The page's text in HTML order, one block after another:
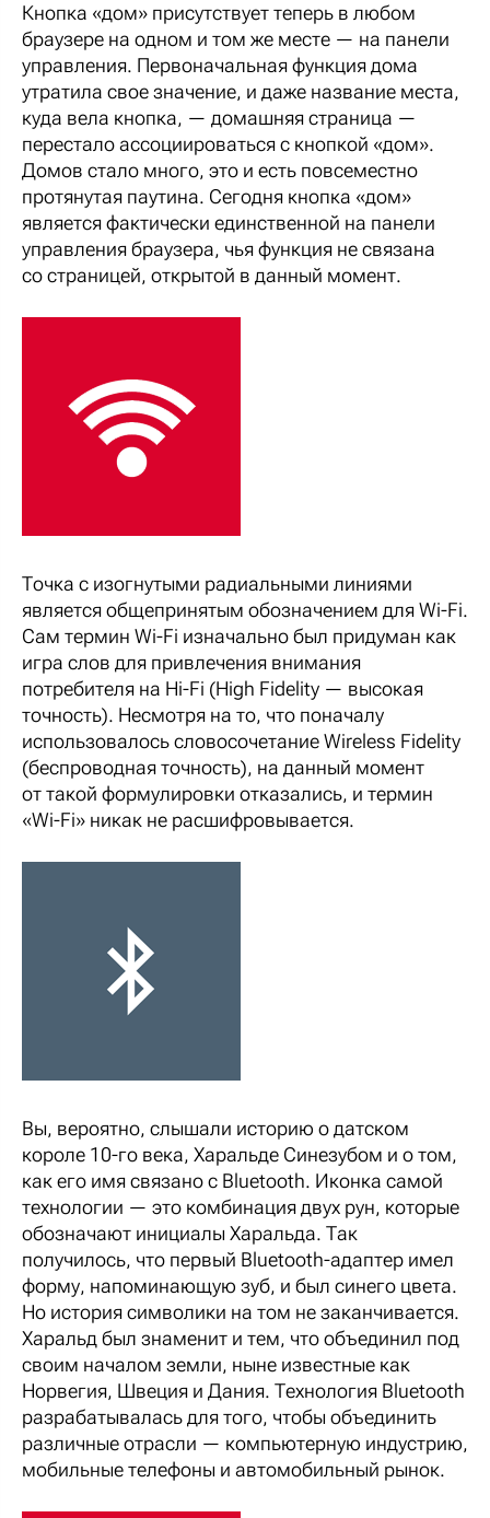
Кнопка «дом» присутствует теперь в любом
браузере на одном и том же месте — на панели
управления. Первоначальная функция дома
утратила свое значение, и даже название места,
куда вела кнопка, — домашняя страница —
перестало ассоциироваться с кнопкой «дом».
Домов стало много, это и есть повсеместно
протянутая паутина. Сегодня кнопка «дом»
является фактически единственной на панели
управления браузера, чья функция не связана
со страницей, открытой в данный момент.
Точка с изогнутыми радиальными линиями
является общепринятым обозначением для Wi-Fi.
Сам термин Wi-Fi изначально был придуман как
игра слов для привлечения внимания
потребителя на Hi-Fi (High Fidelity — высокая
точность). Несмотря на то, что поначалу
использовалось словосочетание Wireless Fidelity
(беспроводная точность), на данный момент
от такой формулировки отказались, и термин
«Wi-Fi» никак не расшифровывается.
Вы, вероятно, слышали историю о датском
короле 10-го века, Харальде Синезубом и о том,
как его имя связано с Bluetooth. Иконка самой
технологии — это комбинация двух рун, которые
обозначают инициалы Харальда. Так
получилось, что первый Bluetooth-адаптер имел
форму, напоминающую зуб, и был синего цвета.
Но история символики на том не заканчивается.
Харальд был знаменит и тем, что объединил под
своим началом земли, ныне известные как
Норвегия, Швеция и Дания. Технология Bluetooth
разрабатывалась для того, чтобы объединить
различные отрасли — компьютерную индустрию,
мобильные телефоны и автомобильный рынок.